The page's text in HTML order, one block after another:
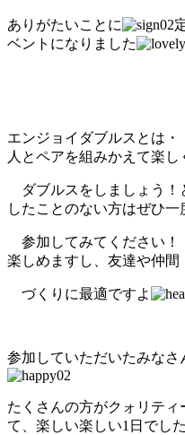
ありがたいことに
ベントになりました
エンジョイダブルスとは
人とペアを組みかえて楽し
ダブルスをしましょう
したことのない方はぜひ一
参加してみてください
楽しめますし、友達や仲間
づくりに最適ですよ
参加していただいたみな
たくさんの方がクォリテ
て、楽しい楽しい1日でした